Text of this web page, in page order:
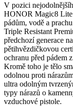
V pozici
HONOR Magic8 Lite
pádům, vodě a
Triple Resistant
předchozí generace
pětihvězdičkovou
ochranu před pádem
Kromě toho je tělo
odolnou proti
ultra odolným
typy nárazů o
vzduchové pistole.